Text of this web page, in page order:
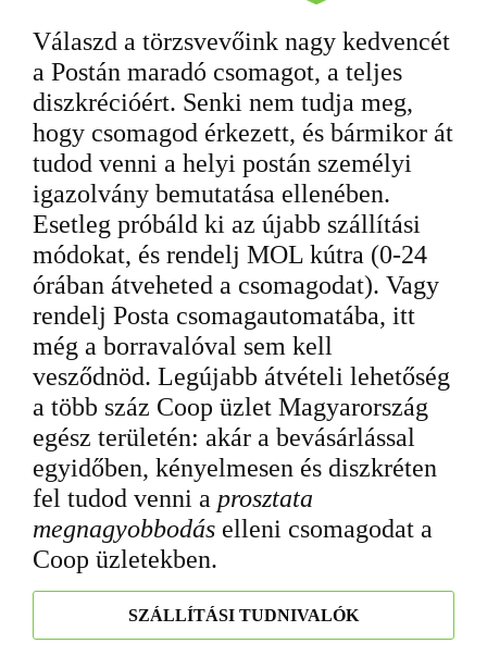
Válaszd a törzsvevőink nagy kedvencét
a Postán maradó csomagot, a teljes
diszkrécióért. Senki nem tudja meg,
hogy csomagod érkezett, és bármikor át
tudod venni a helyi postán személyi
igazolvány bemutatása ellenében.
Esetleg próbáld ki az újabb szállítási
módokat, és rendelj MOL kútra (0-24
órában átveheted a csomagodat). Vagy
rendelj Posta csomagautomatába, itt
még a borravalóval sem kell
vesződnöd. Legújabb átvételi lehetőség
a több száz Coop üzlet Magyarország
egész területén: akár a bevásárlással
egyidőben, kényelmesen és diszkréten
fel tudod venni a prosztata
megnagyobbodás elleni csomagodat a
Coop üzletekben.
SZÁLLÍTÁSI TUDNIVALÓK